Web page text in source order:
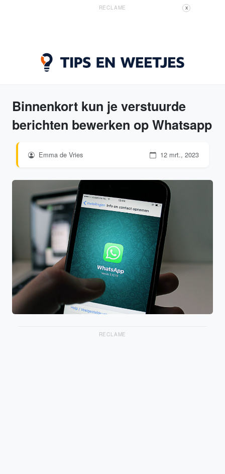
RECLAME X
Binnenkort kun je verstuurde
berichten bewerken op Whatsapp
Emma de Vries 12 mrt., 2023
RECLAME